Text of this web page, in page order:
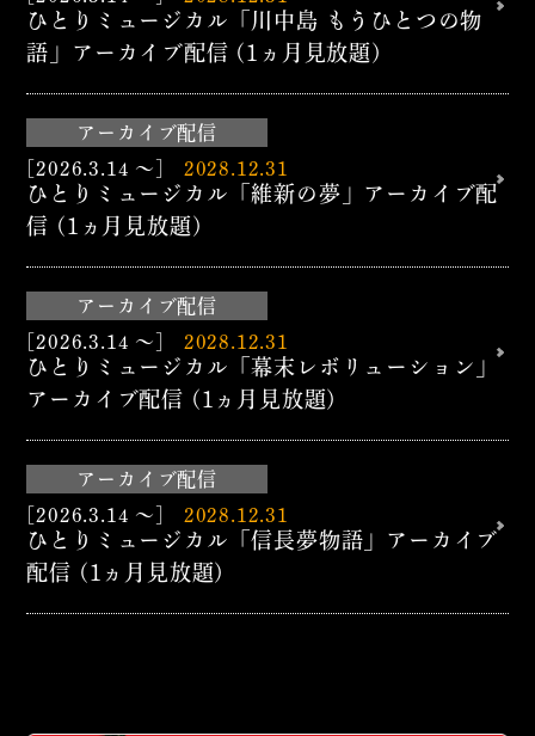
ひとりミュージカル「川中島 もうひとつの物
語」アーカイブ配信 (1ヵ月見放題)
アーカイブ配信
[2026.3.14 ～]
2028.12.31
ひとりミュージカル「維新の夢」アーカイブ配
信 (1ヵ月見放題)
アーカイブ配信
[2026.3.14 ～]
2028.12.31
ひとりミュージカル「幕末レボリューション」
アーカイブ配信 (1ヵ月見放題)
アーカイブ配信
[2026.3.14 ～]
2028.12.31
ひとりミュージカル「信長夢物語」アーカイブ
配信 (1ヵ月見放題)